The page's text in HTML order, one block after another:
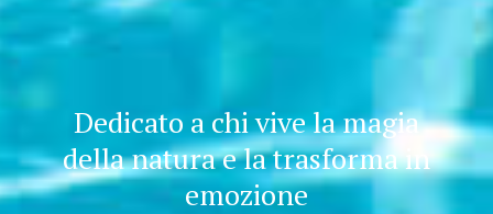
Dedicato a chi vive la magia
della natura e la trasforma in
emozione